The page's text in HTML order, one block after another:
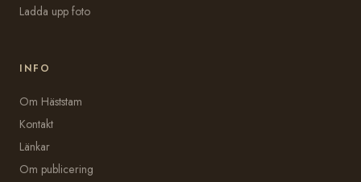
Ladda upp foto
INFO
Om Häststam
Kontakt
Länkar
Om publicering